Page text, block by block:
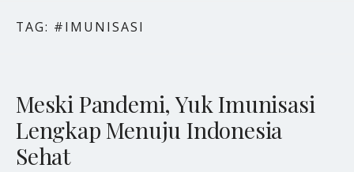
TAG: #IMUNISASI
Meski Pandemi, Yuk Imunisasi
Lengkap Menuju Indonesia
Sehat